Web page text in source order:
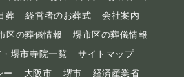
葬 経営者のお葬式
会社案内
区の葬儀情報
堺市区の葬儀情報
堺市寺院一覧
サイトマップ
ー
大阪市 堺市 経済産業省